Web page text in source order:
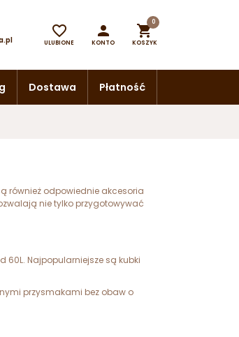

ULUBIONE

KONTO

0
KOSZYK
Dostawa Płatność
również odpowiednie akcesoria
nie tylko przygotowywać
60L. Najpopularniejsze są kubki
przysmakami bez obaw o